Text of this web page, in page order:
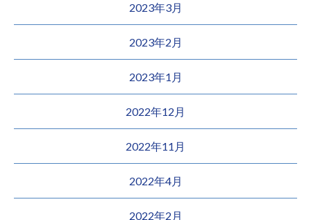
2023年3月
2023年2月
2023年1月
2022年12月
2022年11月
2022年4月
2022年2月